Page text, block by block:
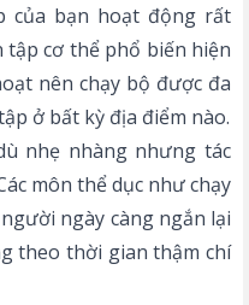
của bạn hoạt động rất
tập cơ thể phổ biến hiện
nên chạy bộ được đa
ở bất kỳ địa điểm nào.
nhẹ nhàng nhưng tác
môn thể dục như chạy
ngày càng ngắn lại
theo thời gian thậm chí